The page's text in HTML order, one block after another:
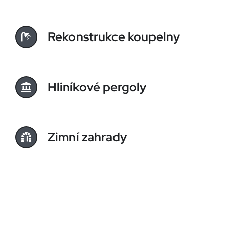
Rekonstrukce koupelny
Hliníkové pergoly
Zimní zahrady